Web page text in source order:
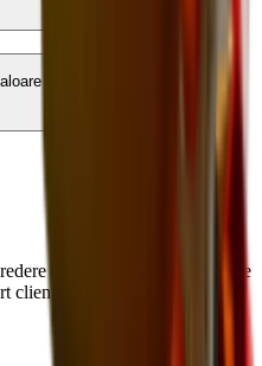
în MM2?
pentru toate nevoile tale de
clienți excelent.